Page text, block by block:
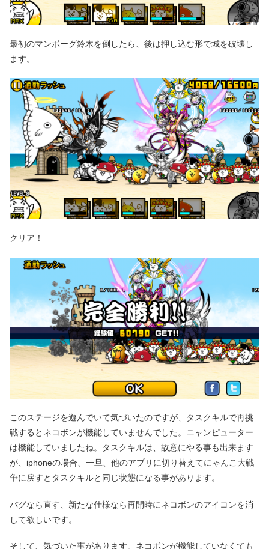
最初のマンボーグ鈴木を倒したら、後は押し込む形で城を破壊し
ます。
クリア！
このステージを遊んでいて気づいたのですが、タスクキルで再挑
戦するとネコボンが機能していませんでした。ニャンピューター
は機能していましたね。タスクキルは、故意にやる事も出来ます
が、iphoneの場合、一旦、他のアプリに切り替えてにゃんこ大戦
争に戻すとタスクキルと同じ状態になる事があります。
バグなら直す、新たな仕様なら再開時にネコボンのアイコンを消
して欲しいです。
そして、気づいた事があります。ネコボンが機能していなくても